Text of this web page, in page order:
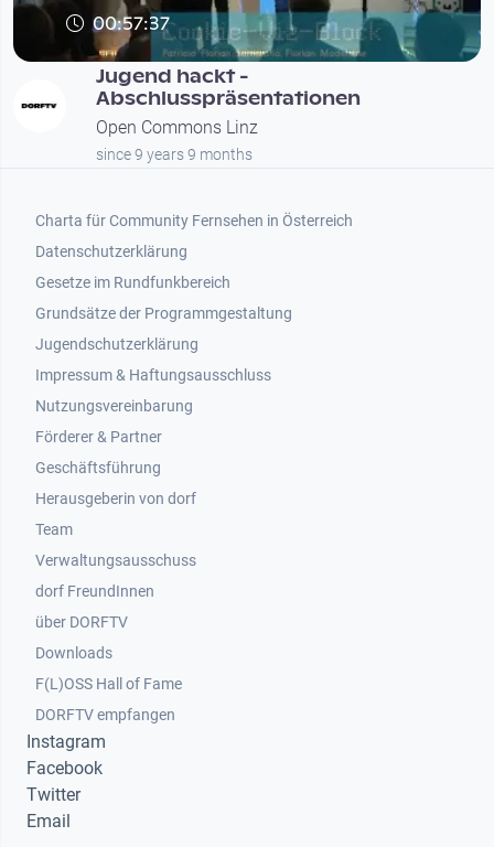
00:57:37
Jugend hackt -
Abschlusspräsentationen
Open Commons Linz
since 9 years 9 months
Footer 1
Charta für Community Fernsehen in Österreich
Datenschutzerklärung
Gesetze im Rundfunkbereich
Grundsätze der Programmgestaltung
Jugendschutzerklärung
Impressum & Haftungsausschluss
Nutzungsvereinbarung
Footer 2
Förderer & Partner
Geschäftsführung
Herausgeberin von dorf
Team
Verwaltungsausschuss
dorf FreundInnen
Footer 3
über DORFTV
Downloads
F(L)OSS Hall of Fame
Footer 4
DORFTV empfangen
Instagram
Facebook
Twitter
Email